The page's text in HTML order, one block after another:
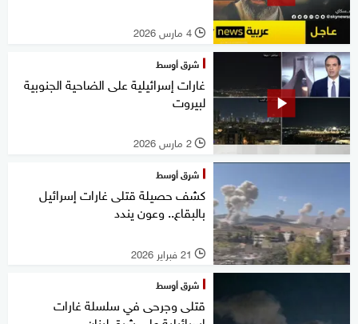
l 4 مارس 2026
شرق أوسط
غارات إسرائيلية على الضاحية الجنوبية
لبيروت
l 2 مارس 2026
شرق أوسط
كشف حصيلة قتلى غارات إسرائيل
بالبقاع.. وعون يندد
l 21 فبراير 2026
شرق أوسط
قتلى وجرحى في سلسلة غارات